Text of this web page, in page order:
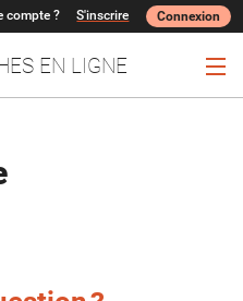
EN LIGNE
compte ? S'inscrire Connexion